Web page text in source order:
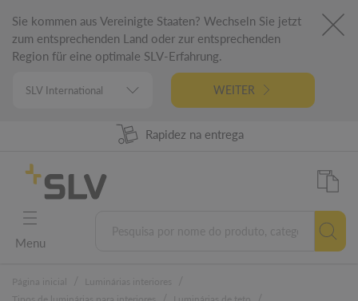
Sie kommen aus Vereinigte Staaten? Wechseln Sie jetzt
zum entsprechenden Land oder zur entsprechenden
Region für eine optimale SLV-Erfahrung.
WEITER
98% Disponibilidade dos produtos
Rapidez na entrega
5 anos garantia
Engenharia alemã
Menu